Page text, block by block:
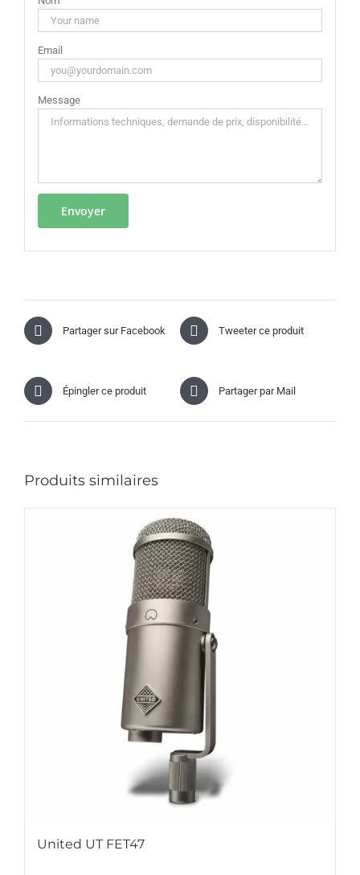
Email
Message
Partager sur Facebook Tweeter ce produit
Épingler ce produit Partager par Mail
Produits similaires
United UT FET47